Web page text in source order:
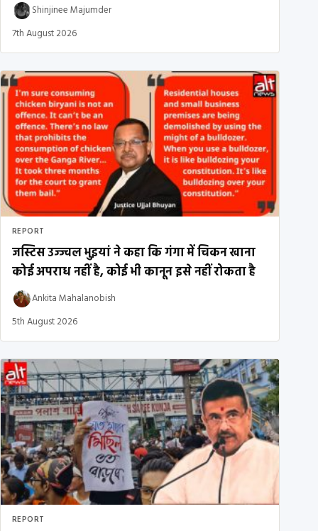
Shinjinee Majumder
7th August 2026
REPORT
जस्टिस उज्ज्वल भुइयां ने कहा कि गंगा में चिकन खाना
कोई अपराध नहीं है, कोई भी कानून इसे नहीं रोकता है
Ankita Mahalanobish
5th August 2026
REPORT